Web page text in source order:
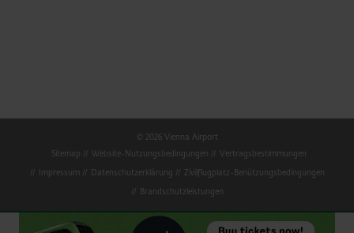
© 2026 Vienna Airport
Sitemap
Website-Nutzungsbedingungen
Vertragsbestimmungen
Impressum
Datenschutzerklärung
Zivilflugplatz-Benützungsbedingungen
Brandschutzleistungen